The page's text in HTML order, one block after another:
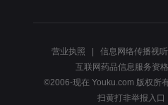
营业执照 信息网络传播视
互联网药品信息服务资
©2006-现在 Youku.com 版权所
扫黄打非举报入口